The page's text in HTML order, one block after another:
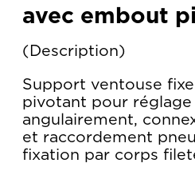
avec embout
Description
Support ventouse
pivotant pour réglage
angulairement,
et raccordement
fixation par corps